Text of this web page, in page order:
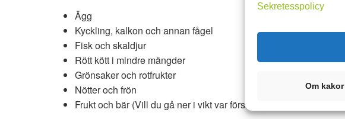
Ägg
Kyckling, kalkon och annan fågel
Fisk och skaldjur
Rött kött i mindre mängder
Grönsaker och rotfrukter
Nötter och frön
Frukt och bär (Vill du gå ner i vikt var försiktig med frukten)
Sekretesspolicy
Om kakor